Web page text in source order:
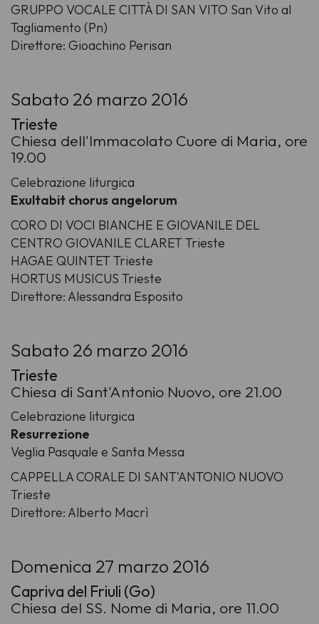
GRUPPO VOCALE CITTÀ DI SAN VITO San Vito al
Tagliamento (Pn)
Direttore: Gioachino Perisan
Sabato 26 marzo 2016
Trieste
Chiesa dell'Immacolato Cuore di Maria, ore
19.00
Celebrazione liturgica
Exultabit chorus angelorum
CORO DI VOCI BIANCHE E GIOVANILE DEL
CENTRO GIOVANILE CLARET Trieste
HAGAE QUINTET Trieste
HORTUS MUSICUS Trieste
Direttore: Alessandra Esposito
Sabato 26 marzo 2016
Trieste
Chiesa di Sant'Antonio Nuovo, ore 21.00
Celebrazione liturgica
Resurrezione
Veglia Pasquale e Santa Messa
CAPPELLA CORALE DI SANT'ANTONIO NUOVO
Trieste
Direttore: Alberto Macrì
Domenica 27 marzo 2016
Capriva del Friuli (Go)
Chiesa del SS. Nome di Maria, ore 11.00